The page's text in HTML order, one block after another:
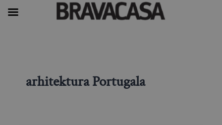
arhitektura Portugala